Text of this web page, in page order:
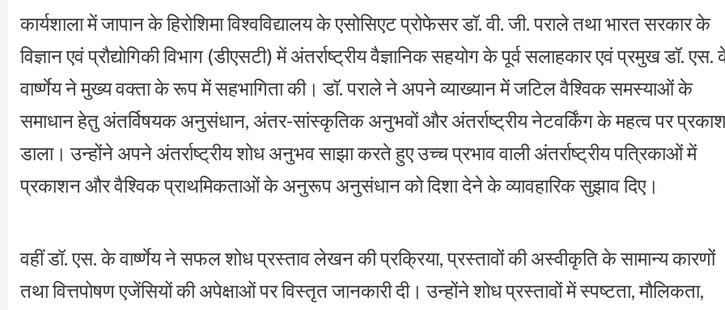
कार्यशाला में जापान के हिरोशिमा विश्वविद्यालय के एसोसिएट प्रोफेसर डॉ. वी. जी. पराले तथा भारत सरकार के
विज्ञान एवं प्रौद्योगिकी विभाग (डीएसटी) में अंतर्राष्ट्रीय वैज्ञानिक सहयोग के पूर्व सलाहकार एवं प्रमुख डॉ. एस.
वार्ष्णेय ने मुख्य वक्ता के रूप में सहभागिता की। डॉ. पराले ने अपने व्याख्यान में जटिल वैश्विक समस्याओं के
समाधान हेतु अंतर्विषयक अनुसंधान, अंतर-सांस्कृतिक अनुभवों और अंतर्राष्ट्रीय नेटवर्किंग के महत्व पर
डाला। उन्होंने अपने अंतर्राष्ट्रीय शोध अनुभव साझा करते हुए उच्च प्रभाव वाली अंतर्राष्ट्रीय पत्रिकाओं में
प्रकाशन और वैश्विक प्राथमिकताओं के अनुरूप अनुसंधान को दिशा देने के व्यावहारिक सुझाव दिए।
वहीं डॉ. एस. के वार्ष्णेय ने सफल शोध प्रस्ताव लेखन की प्रक्रिया, प्रस्तावों की अस्वीकृति के सामान्य कारणों
तथा वित्तपोषण एजेंसियों की अपेक्षाओं पर विस्तृत जानकारी दी। उन्होंने शोध प्रस्तावों में स्पष्टता, मौलिकता,